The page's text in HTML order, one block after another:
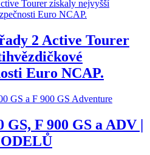
2 Active Tourer
Euro NCAP.
F 900 GS a ADV |